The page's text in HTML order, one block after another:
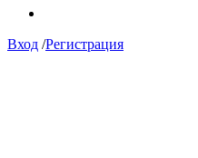
Вход /Регистрация